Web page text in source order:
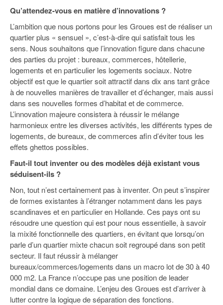
Qu’attendez-vous en matière d’innovations ?
L’ambition que nous portons pour les Groues est de réaliser un
quartier plus « sensuel », c’est-à-dire qui satisfait tous les
sens. Nous souhaitons que l’innovation figure dans chacune
des parties du projet : bureaux, commerces, hôtellerie,
logements et en particulier les logements sociaux. Notre
objectif est que le quartier soit attractif dans dix ans tant grâce
à de nouvelles manières de travailler et d’échanger, mais aussi
dans ses nouvelles formes d’habitat et de commerce.
L’innovation majeure consistera à réussir le mélange
harmonieux entre les diverses activités, les différents types de
logements, de bureaux, de commerces afin d’éviter tous les
effets ghettos possibles.
Faut-il tout inventer ou des modèles déjà existant vous
séduisent-ils ?
Non, tout n’est certainement pas à inventer. On peut s’inspirer
de formes existantes à l’étranger notamment dans les pays
scandinaves et en particulier en Hollande. Ces pays ont su
résoudre une question qui est pour nous essentielle, à savoir
la mixité fonctionnelle des quartiers, en évitant que lorsqu’on
parle d’un quartier mixte chacun soit regroupé dans son petit
secteur. Il faut réussir à mélanger
bureaux/commerces/logements dans un macro lot de 30 à 40
000 m2. La France n’occupe pas une position de leader
mondial dans ce domaine. L’enjeu des Groues est d’arriver à
lutter contre la logique de séparation des fonctions.